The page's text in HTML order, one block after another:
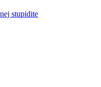
stupidite